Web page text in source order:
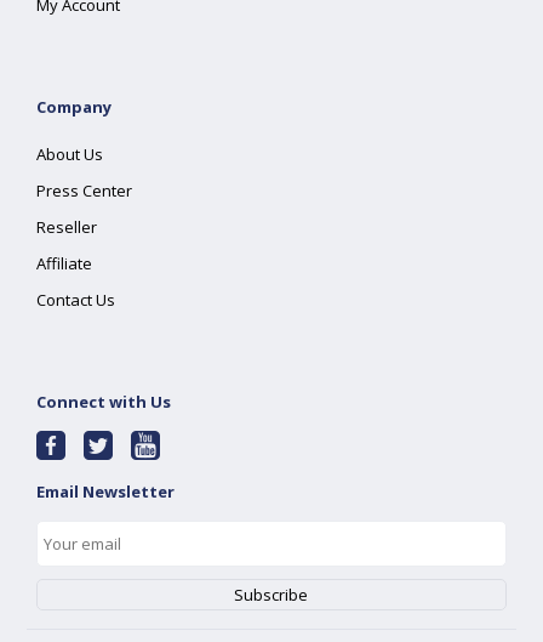
My Account
Company
About Us
Press Center
Reseller
Affiliate
Contact Us
Connect with Us
Email Newsletter